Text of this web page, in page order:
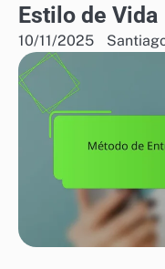
Estilo de Vida
10/11/2025